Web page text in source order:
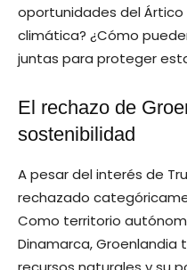
oportunidades del Ártico
climática? ¿Cómo
juntas para proteger
El rechazo de
sostenibilidad
A pesar del interés de
rechazado
Como territorio
Dinamarca, Groenlandia